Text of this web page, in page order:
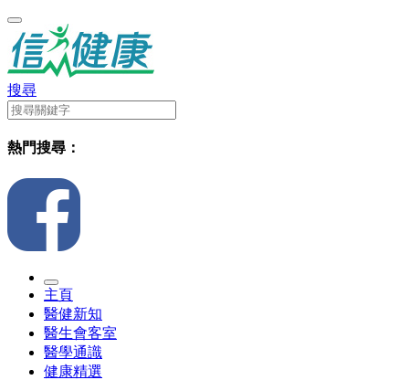
搜尋
熱門搜尋：
主頁
醫健新知
醫生會客室
醫學通識
健康精選